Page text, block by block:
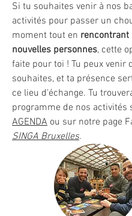
Si tu souhaites venir à nos
activités pour passer un
moment tout en rencontrant
nouvelles personnes, cette
faite pour toi ! Tu peux venir
souhaites, et ta présence
ce lieu d'échange. Tu
programme de nos activités
AGENDA ou sur notre page
SINGA Bruxelles.